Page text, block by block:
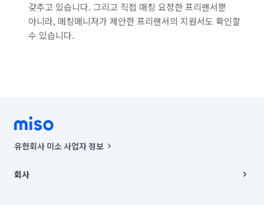
갖추고 있습니다. 그리고 직접 매칭 요청한 프리랜서뿐
아니라, 매칭매니저가 제안한 프리랜서의 지원서도 확인할
수 있습니다.
유한회사 미소 사업자 정보
00019 |
회사